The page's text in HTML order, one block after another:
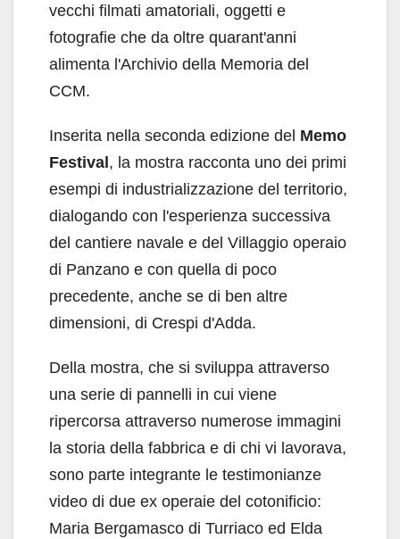
vecchi filmati amatoriali, oggetti e
fotografie che da oltre quarant'anni
alimenta l'Archivio della Memoria del
CCM.
Inserita nella seconda edizione del Memo
Festival, la mostra racconta uno dei primi
esempi di industrializzazione del territorio,
dialogando con l'esperienza successiva
del cantiere navale e del Villaggio operaio
di Panzano e con quella di poco
precedente, anche se di ben altre
dimensioni, di Crespi d'Adda.
Della mostra, che si sviluppa attraverso
una serie di pannelli in cui viene
ripercorsa attraverso numerose immagini
la storia della fabbrica e di chi vi lavorava,
sono parte integrante le testimonianze
video di due ex operaie del cotonificio:
Maria Bergamasco di Turriaco ed Elda